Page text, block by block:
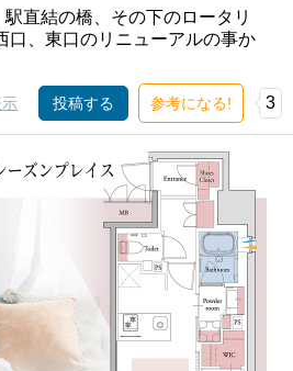
直結の橋、その下のロータリ
口、東口のリニューアルの事か
投稿する 参考になる! 3